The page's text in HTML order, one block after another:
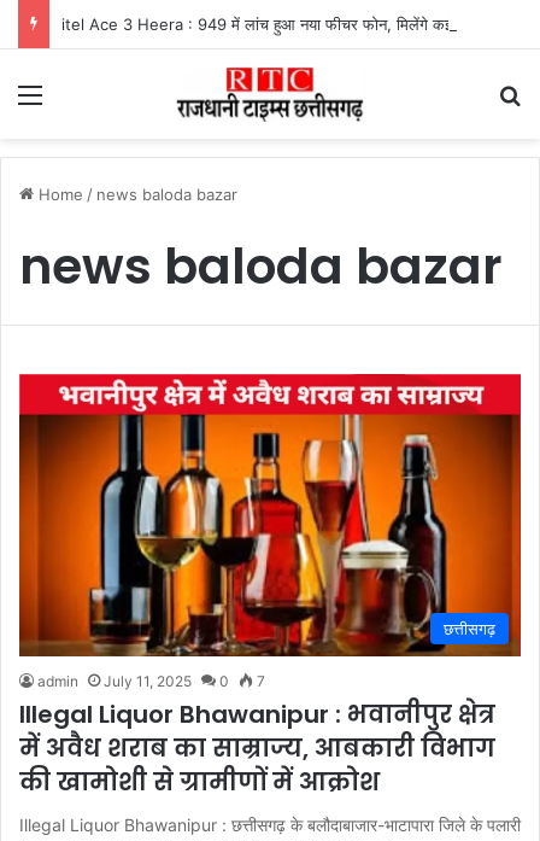
Menu
Home / news baloda bazar
news baloda bazar
छत्तीसगढ़
admin July 11, 2025 0 7
Illegal Liquor Bhawanipur : भवानीपुर क्षेत्र
में अवैध शराब का साम्राज्य, आबकारी विभाग
की खामोशी से ग्रामीणों में आक्रोश
Illegal Liquor Bhawanipur : छत्तीसगढ़ के बलौदाबाजार-भाटापारा जिले के पलारी